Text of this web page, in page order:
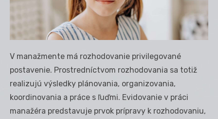
V manažmente má rozhodovanie privilegované
postavenie. Prostredníctvom rozhodovania sa totiž
realizujú výsledky plánovania, organizovania,
koordinovania a práce s ľuďmi. Evidovanie v práci
manažéra predstavuje prvok prípravy k rozhodovaniu,